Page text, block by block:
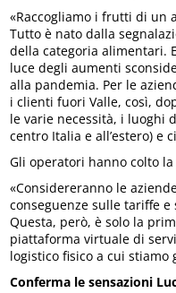
«Raccogliamo i frutti di un
Tutto è nato dalla
della categoria alimentari.
luce degli aumenti
alla pandemia. Per le
i clienti fuori Valle, così,
le varie necessità, i luoghi
centro Italia e all’estero) e
Gli operatori hanno colto
«Considereranno le
conseguenze sulle tariffe
Questa, però, è solo la
piattaforma virtuale di
logistico fisico a cui stiamo
Conferma le sensazioni